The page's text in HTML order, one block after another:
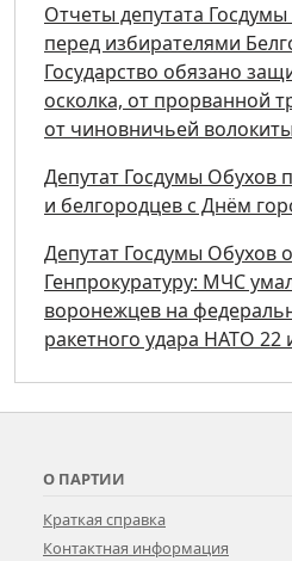
Отчеты депутата
перед избирателями
Государство обязано
осколка, от прорванной
от чиновничьей волокиты
Депутат Госдумы Обухов
и белгородцев с Днём
Депутат Госдумы Обухов
Генпрокуратуру: МЧС
воронежцев на
ракетного удара НАТО 22
О ПАРТИИ
Краткая справка
Контактная информация